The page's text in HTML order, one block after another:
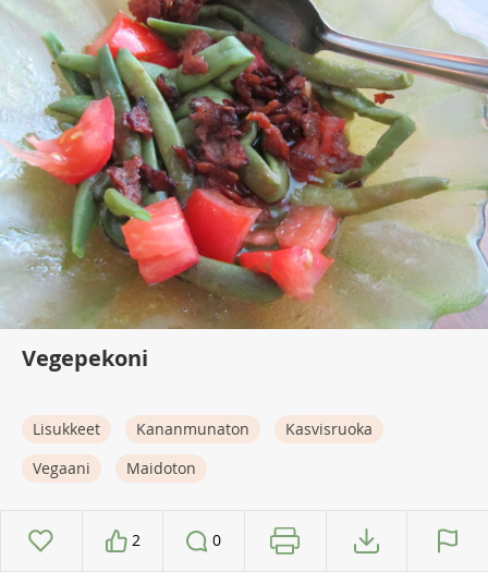
Vegepekoni
Lisukkeet Kananmunaton
Kasvisruoka
Vegaani
Maidoton
2 0